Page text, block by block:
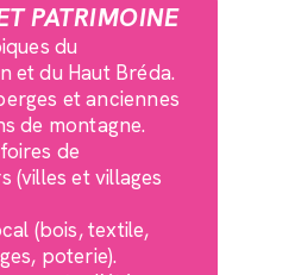
PATRIMOINE
du
et du Haut Bréda.
et anciennes
de montagne.
de
(villes et villages
(bois, textile,
poterie).